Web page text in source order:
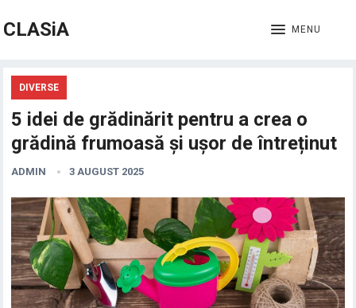
CLASiA MENU
DIVERSE
5 idei de grădinărit pentru a crea o
grădină frumoasă și ușor de întreținut
ADMIN 3 AUGUST 2025